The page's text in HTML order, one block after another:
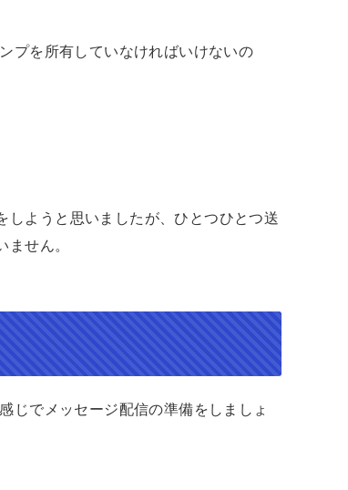
プを所有していなければいけないの
しようと思いましたが、ひとつひとつ送
せん。
じでメッセージ配信の準備をしましょ